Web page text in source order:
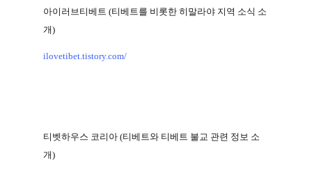
아이러브티베트 (티베트를 비롯한 히말라야 지역 소식 소
개)
ilovetibet.tistory.com/
티벳하우스 코리아 (티베트와 티베트 불교 관련 정보 소
개)